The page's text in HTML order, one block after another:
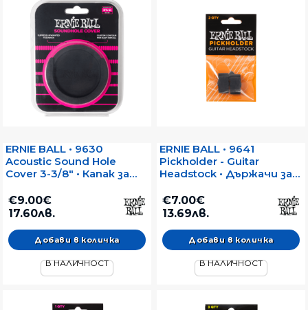
ERNIE BALL • 9630
Acoustic Sound Hole
Cover 3-3/8" • Капак за
акустична китара
€9.00€
17.60лв.
В НАЛИЧНОСТ
ERNIE BALL • 9641
Pickholder - Guitar
Headstock • Държачи за
€7.00€
13.69лв.
В НАЛИЧНОСТ